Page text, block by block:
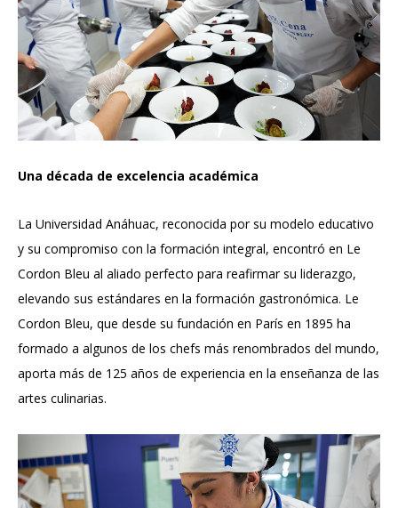
Una década de excelencia académica
La Universidad Anáhuac, reconocida por su modelo educativo
y su compromiso con la formación integral, encontró en Le
Cordon Bleu al aliado perfecto para reafirmar su liderazgo,
elevando sus estándares en la formación gastronómica. Le
Cordon Bleu, que desde su fundación en París en 1895 ha
formado a algunos de los chefs más renombrados del mundo,
aporta más de 125 años de experiencia en la enseñanza de las
artes culinarias.